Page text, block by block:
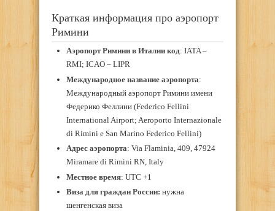
Краткая информация про аэропорт
Римини
Аэропорт Римини в Италии код: IATA –
RMI; ICAO – LIPR
Международное название аэропорта:
Международный аэропорт Римини имени
Федерико Феллини (Federico Fellini
International Airport; Aeroporto Internazionale
di Rimini e San Marino Federico Fellini)
Адрес аэропорта: Via Flaminia, 409, 47924
Miramare di Rimini RN, Italy
Местное время: UTC +1
Виза для граждан России: нужна
шенгенская виза